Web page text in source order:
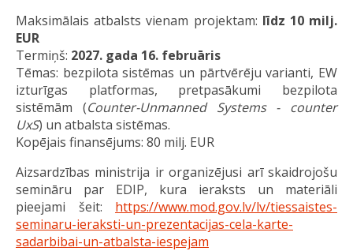
Maksimālais atbalsts vienam projektam: līdz 10 milj.
EUR
Termiņš: 2027. gada 16. februāris
Tēmas: bezpilota sistēmas un pārtvērēju varianti, EW
izturīgas platformas, pretpasākumi bezpilota
sistēmām (Counter-Unmanned Systems - counter
UxS) un atbalsta sistēmas.
Kopējais finansējums: 80 milj. EUR
Aizsardzības ministrija ir organizējusi arī skaidrojošu
semināru par EDIP, kura ieraksts un materiāli
pieejami šeit: https://www.mod.gov.lv/lv/tiessaistes-
seminaru-ieraksti-un-prezentacijas-cela-karte-
sadarbibai-un-atbalsta-iespejam